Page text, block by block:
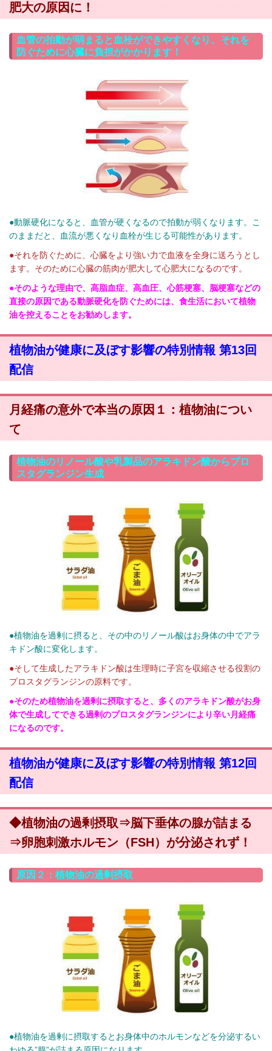
肥大の原因に！
血管の拍動が弱まると血栓ができやすくなり、それを
防ぐために心臓に負担がかかります！
●動脈硬化になると、血管が硬くなるので拍動が弱くなります。こ
のままだと、血流が悪くなり血栓が生じる可能性があります。
●それを防ぐために、心臓をより強い力で血液を全身に送ろうとし
ます。 そのために心臓の筋肉が肥大して心肥大になるのです。
●そのような理由で、高脂血症、高血圧、心筋梗塞、脳梗塞などの
直接の原因である動脈硬化を防ぐためには、食生活において植物
油を控えることをお勧めします。
植物油が健康に及ぼす影響の特別情報 第13回
配信
月経痛の意外で本当の原因１：植物油につい
て
植物油のリノール酸や乳製品のアラキドン酸からプロ
スタグランジン生成
●植物油を過剰に摂ると、その中のリノール酸はお身体の中でアラ
キドン酸に変化します。
●そして生成したアラキドン酸は生理時に子宮を収縮させる役割の
プロスタグランジンの原料です。
●そのため植物油を過剰に摂取すると、多くのアラキドン酸がお身
体で生成してできる過剰のプロスタグランジンにより辛い月経痛
になるのです。
植物油が健康に及ぼす影響の特別情報 第12回
配信
◆植物油の過剰摂取⇒脳下垂体の腺が詰まる
⇒卵胞刺激ホルモン（FSH）が分泌されず！
原因２：植物油の過剰摂取
●植物油を過剰に摂取するとお身体中のホルモンなどを分泌するい